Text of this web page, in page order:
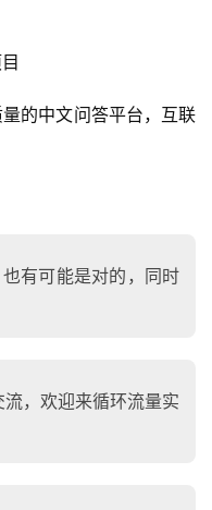
的中文问答平台，互联
有可能是对的，同时
，欢迎来循环流量实